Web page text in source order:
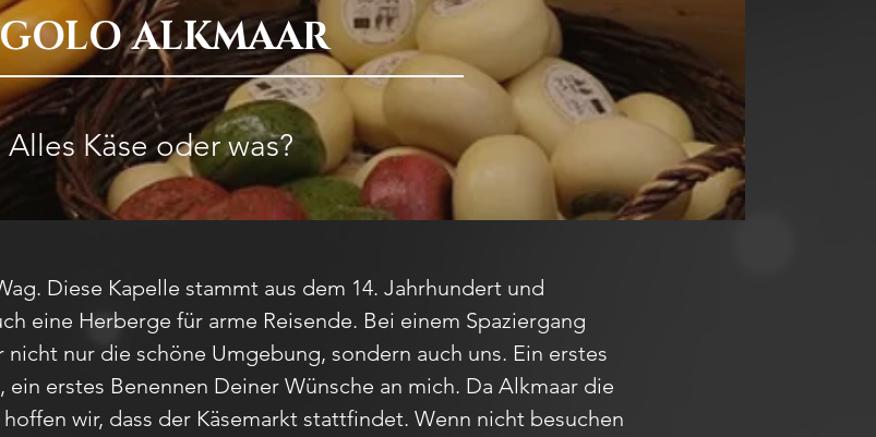
ALKMAAR
Alles Käse oder was?
Diese Kapelle stammt aus dem 14. Jahrhundert und
eine Herberge für arme Reisende. Bei einem Spaziergang
nur die schöne Umgebung, sondern auch uns. Ein erstes
erstes Benennen Deiner Wünsche an mich. Da Alkmaar die
wir, dass der Käsemarkt stattfindet. Wenn nicht besuchen